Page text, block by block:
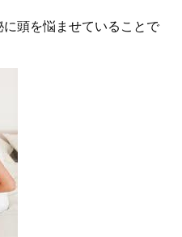
頭を悩ませていることで